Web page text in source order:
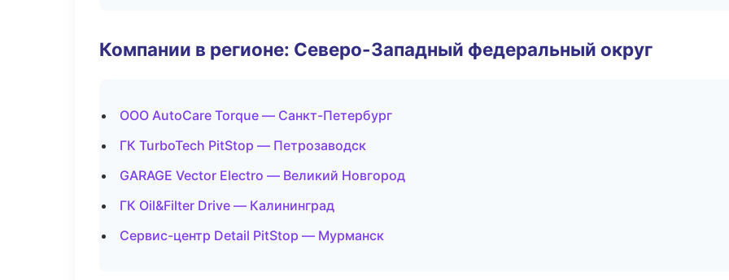
Компании в регионе: Северо-Западный федеральный округ
ООО AutoCare Torque — Санкт-Петербург
ГК TurboTech PitStop — Петрозаводск
GARAGE Vector Electro — Великий Новгород
ГК Oil&Filter Drive — Калининград
Сервис-центр Detail PitStop — Мурманск